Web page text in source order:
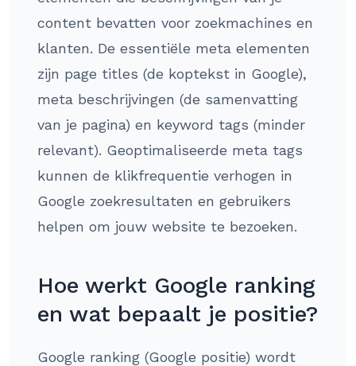
content bevatten voor zoekmachines en
klanten. De essentiële meta elementen
zijn page titles (de koptekst in Google),
meta beschrijvingen (de samenvatting
van je pagina) en keyword tags (minder
relevant). Geoptimaliseerde meta tags
kunnen de klikfrequentie verhogen in
Google zoekresultaten en gebruikers
helpen om jouw website te bezoeken.
Hoe werkt Google ranking
en wat bepaalt je positie?
Google ranking (Google positie) wordt